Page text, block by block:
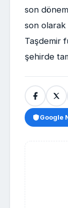
son
son olarak
Taşdemir
şehirde
Google